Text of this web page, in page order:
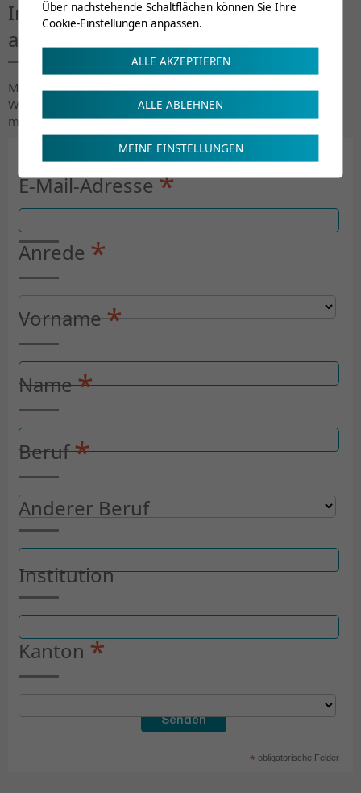
Informieren Sie sich über unserer
anstehenden Ausbildungsangebote
Möchten Sie per Mail über unsere anstehenden Aus- und
Weiterbildungen informiert werden? Dann melden Sie sich
mithilfe des unten stehenden Formulars gleich an.
E-Mail-Adresse*
Anrede *
Vorname*
Name*
Beruf*
Anderer Beruf
Institution
Kanton *
* obligatorische Felder
Über nachstehende Schaltflächen können Sie Ihre
Cookie-Einstellungen anpassen.
ALLE AKZEPTIEREN
ALLE ABLEHNEN
MEINE EINSTELLUNGEN